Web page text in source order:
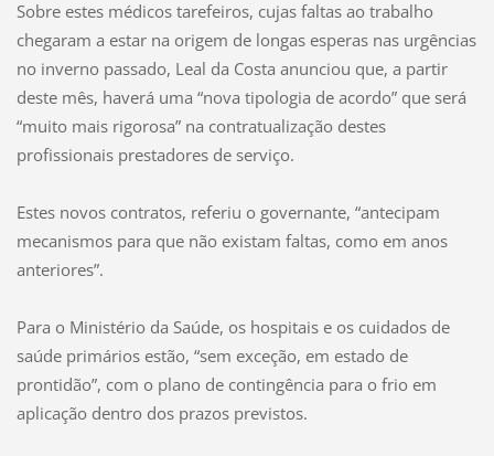
Sobre estes médicos tarefeiros, cujas faltas ao trabalho
chegaram a estar na origem de longas esperas nas urgências
no inverno passado, Leal da Costa anunciou que, a partir
deste mês, haverá uma “nova tipologia de acordo” que será
“muito mais rigorosa” na contratualização destes
profissionais prestadores de serviço.
Estes novos contratos, referiu o governante, “antecipam
mecanismos para que não existam faltas, como em anos
anteriores”.
Para o Ministério da Saúde, os hospitais e os cuidados de
saúde primários estão, “sem exceção, em estado de
prontidão”, com o plano de contingência para o frio em
aplicação dentro dos prazos previstos.